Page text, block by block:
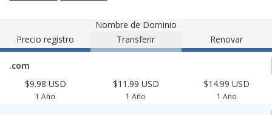
Nombre de Dominio
Precio registro
Transferir Renovar
.com
$9.98 USD
1 Año
$11.99 USD
1 Año
$14.99 USD
1 Año